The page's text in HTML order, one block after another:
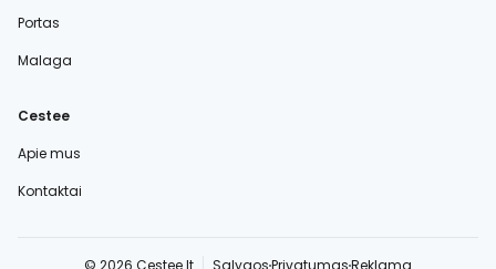
Portas
Malaga
Cestee
Apie mus
Kontaktai
© 2026 Cestee.lt SąlygosPrivatumasReklama